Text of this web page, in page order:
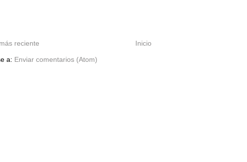
reciente Inicio
a: Enviar comentarios (Atom)